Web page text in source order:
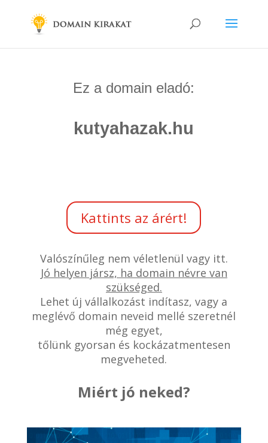
Ez a domain eladó:
kutyahazak.hu
Kattints az árért!
Valószínűleg nem véletlenül vagy itt.
Jó helyen jársz, ha domain névre van
szükséged.
Lehet új vállalkozást indítasz, vagy a
meglévő domain neveid mellé szeretnél
még egyet,
tőlünk gyorsan és kockázatmentesen
megveheted.
Miért jó neked?